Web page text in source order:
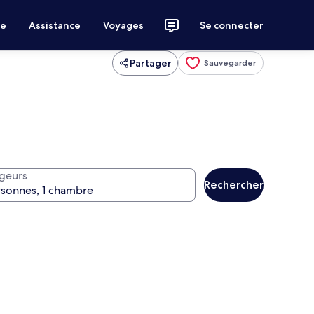
Assistance Voyages Se connecter
Partager Sauvegarder
Rechercher